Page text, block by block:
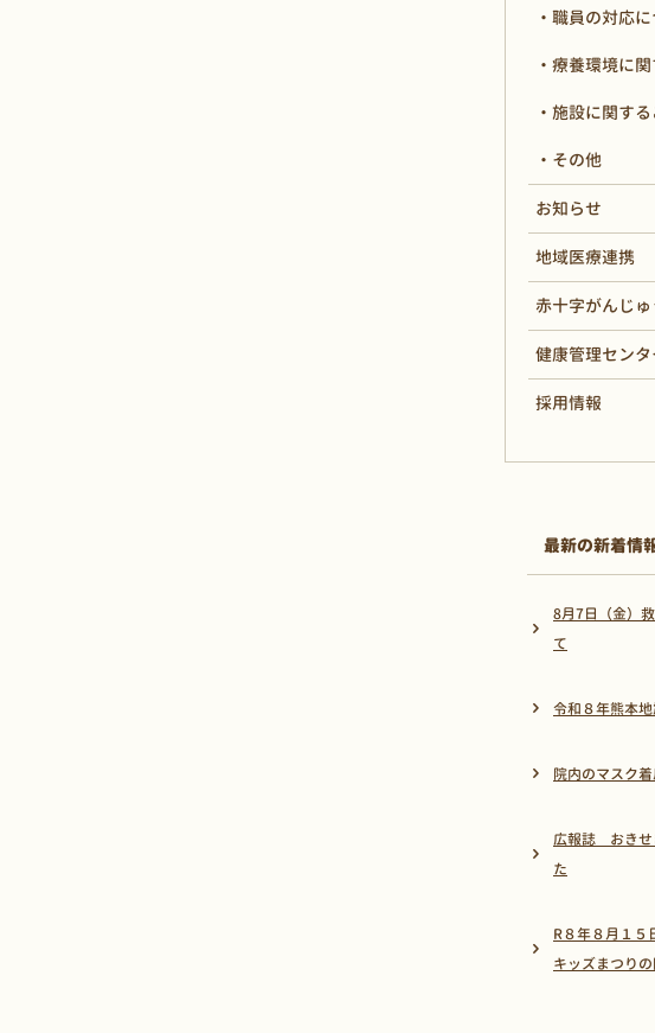
職員の対応
療養環境に
施設に関す
その他
お知らせ
地域医療連携
赤十字がんじ
健康管理セン
採用情報
最新の新着情
8月7日（金）
て
令和８年熊本
院内のマスク
広報誌 おき
た
R８年８月１５
キッズまつり